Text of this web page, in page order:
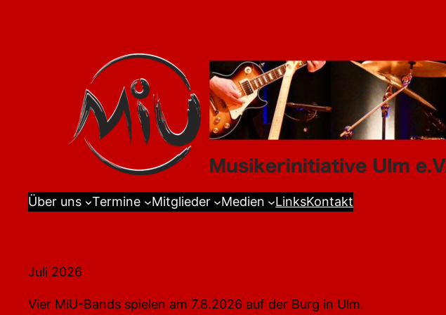
Über uns Termine Mitglieder Medien LinksKontakt
Juli 2026
Vier MiU-Bands spielen am 7.8.2026 auf der Burg in Ulm.